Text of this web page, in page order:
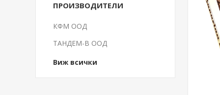
ПРОИЗВОДИТЕЛИ
КФМ ООД
ТАНДЕМ-В ООД
Виж всички